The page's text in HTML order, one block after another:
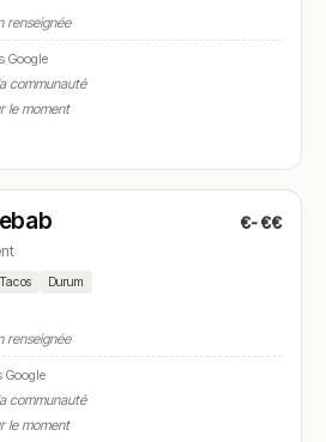
renseignée
Google
communauté
le moment
€-€€
Tacos Durum
renseignée
Google
communauté
le moment